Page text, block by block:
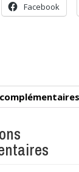
Facebook